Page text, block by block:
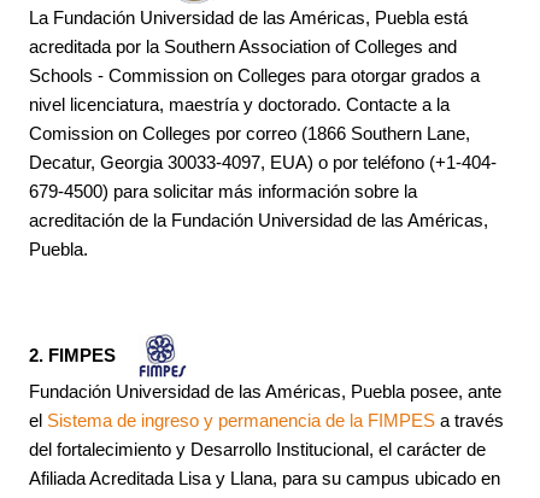
La Fundación Universidad de las Américas, Puebla está
acreditada por la Southern Association of Colleges and
Schools - Commission on Colleges para otorgar grados a
nivel licenciatura, maestría y doctorado. Contacte a la
Comission on Colleges por correo (1866 Southern Lane,
Decatur, Georgia 30033-4097, EUA) o por teléfono (+1-404-
679-4500) para solicitar más información sobre la
acreditación de la Fundación Universidad de las Américas,
Puebla.
2. FIMPES
Fundación Universidad de las Américas, Puebla posee, ante
el Sistema de ingreso y permanencia de la FIMPES a través
del fortalecimiento y Desarrollo Institucional, el carácter de
Afiliada Acreditada Lisa y Llana, para su campus ubicado en